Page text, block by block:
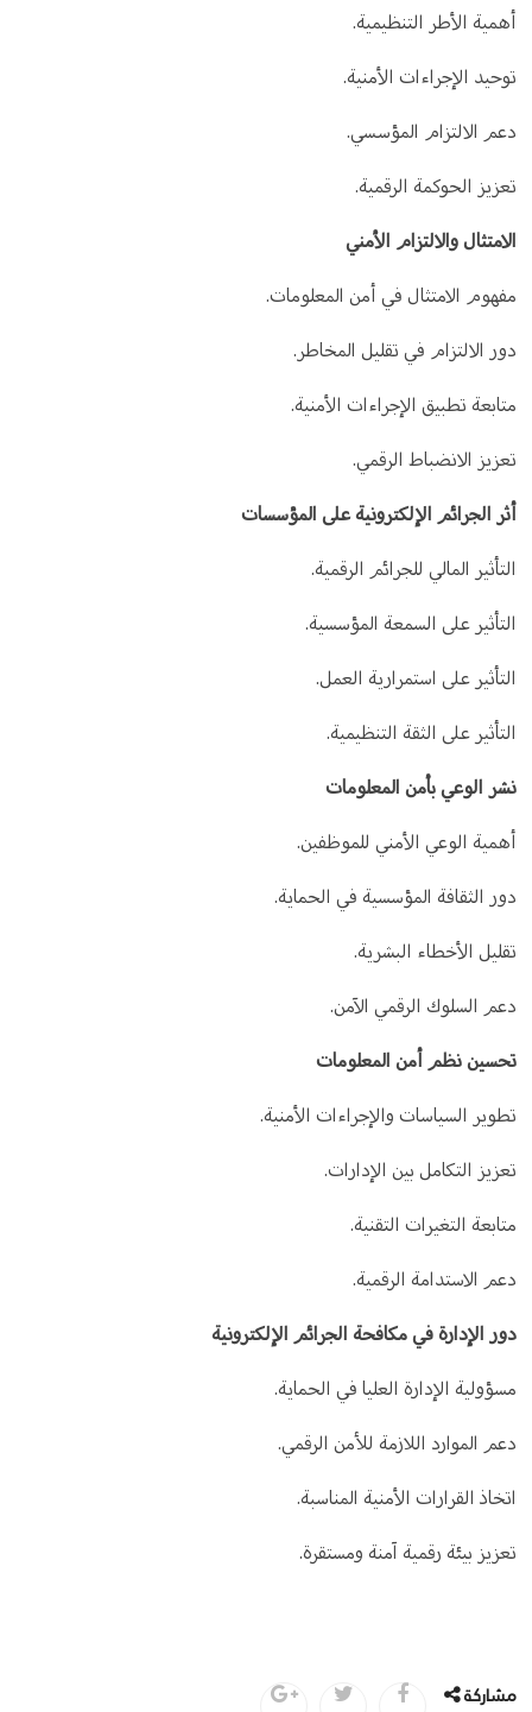
أهمية الأطر التنظيمية.
توحيد الإجراءات الأمنية.
دعم الالتزام المؤسسي.
تعزيز الحوكمة الرقمية.
الامتثال والالتزام الأمني
مفهوم الامتثال في أمن المعلومات.
دور الالتزام في تقليل المخاطر.
متابعة تطبيق الإجراءات الأمنية.
تعزيز الانضباط الرقمي.
أثر الجرائم الإلكترونية على المؤسسات
التأثير المالي للجرائم الرقمية.
التأثير على السمعة المؤسسية.
التأثير على استمرارية العمل.
التأثير على الثقة التنظيمية.
نشر الوعي بأمن المعلومات
أهمية الوعي الأمني للموظفين.
دور الثقافة المؤسسية في الحماية.
تقليل الأخطاء البشرية.
دعم السلوك الرقمي الآمن.
تحسين نظم أمن المعلومات
تطوير السياسات والإجراءات الأمنية.
تعزيز التكامل بين الإدارات.
متابعة التغيرات التقنية.
دعم الاستدامة الرقمية.
دور الإدارة في مكافحة الجرائم الإلكترونية
مسؤولية الإدارة العليا في الحماية.
دعم الموارد اللازمة للأمن الرقمي.
اتخاذ القرارات الأمنية المناسبة.
تعزيز بيئة رقمية آمنة ومستقرة.
مشاركة